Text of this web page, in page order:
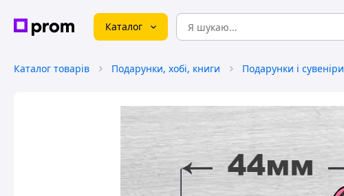
Каталог
Каталог товарів Подарунки, хобі, книги Подарунки і сувеніри